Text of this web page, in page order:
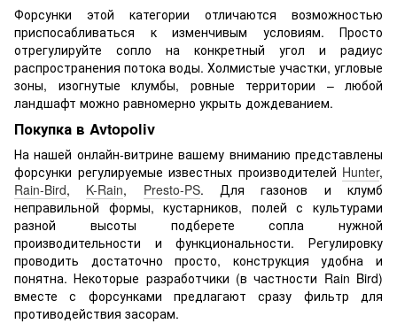
Форсунки этой категории отличаются возможностью
приспосабливаться к изменчивым условиям. Просто
отрегулируйте сопло на конкретный угол и радиус
распространения потока воды. Холмистые участки, угловые
зоны, изогнутые клумбы, ровные территории – любой
ландшафт можно равномерно укрыть дождеванием.
Покупка в Avtopoliv
На нашей онлайн-витрине вашему вниманию представлены
форсунки регулируемые известных производителей Hunter,
Rain-Bird, K-Rain, Presto-PS. Для газонов и клумб
неправильной формы, кустарников, полей с культурами
разной высоты подберете сопла нужной
производительности и функциональности. Регулировку
проводить достаточно просто, конструкция удобна и
понятна. Некоторые разработчики (в частности Rain Bird)
вместе с форсунками предлагают сразу фильтр для
противодействия засорам.